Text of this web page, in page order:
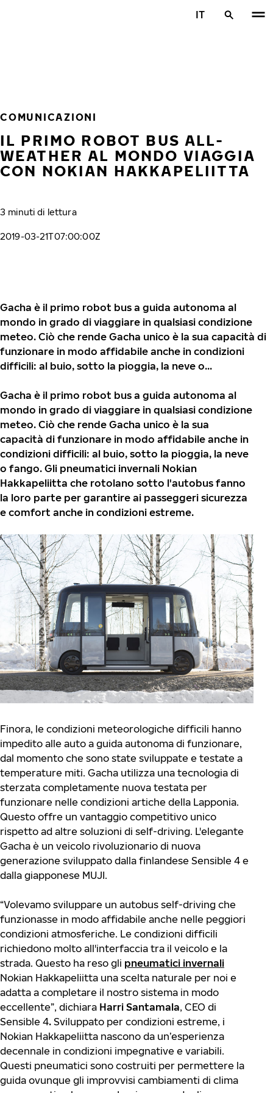
IT
COMUNICAZIONI
IL PRIMO ROBOT BUS ALL-
WEATHER AL MONDO VIAGGIA
CON NOKIAN HAKKAPELIITTA
3 minuti di lettura
2019-03-21T07:00:00Z
Gacha è il primo robot bus a guida autonoma al
mondo in grado di viaggiare in qualsiasi condizione
meteo. Ciò che rende Gacha unico è la sua capacità di
funzionare in modo affidabile anche in condizioni
difficili: al buio, sotto la pioggia, la neve o...
Gacha è il primo robot bus a guida autonoma al
mondo in grado di viaggiare in qualsiasi condizione
meteo. Ciò che rende Gacha unico è la sua
capacità di funzionare in modo affidabile anche in
condizioni difficili: al buio, sotto la pioggia, la neve
o fango. Gli pneumatici invernali Nokian
Hakkapeliitta che rotolano sotto l'autobus fanno
la loro parte per garantire ai passeggeri sicurezza
e comfort anche in condizioni estreme.
Finora, le condizioni meteorologiche difficili hanno
impedito alle auto a guida autonoma di funzionare,
dal momento che sono state sviluppate e testate a
temperature miti. Gacha utilizza una tecnologia di
sterzata completamente nuova testata per
funzionare nelle condizioni artiche della Lapponia.
Questo offre un vantaggio competitivo unico
rispetto ad altre soluzioni di self-driving. L'elegante
Gacha è un veicolo rivoluzionario di nuova
generazione sviluppato dalla finlandese Sensible 4 e
dalla giapponese MUJI.
“Volevamo sviluppare un autobus self-driving che
funzionasse in modo affidabile anche nelle peggiori
condizioni atmosferiche. Le condizioni difficili
richiedono molto all'interfaccia tra il veicolo e la
strada. Questo ha reso gli pneumatici invernali
Nokian Hakkapeliitta una scelta naturale per noi e
adatta a completare il nostro sistema in modo
eccellente”, dichiara Harri Santamala, CEO di
Sensible 4. Sviluppato per condizioni estreme, i
Nokian Hakkapeliitta nascono da un’esperienza
decennale in condizioni impegnative e variabili.
Questi pneumatici sono costruiti per permettere la
guida ovunque gli improvvisi cambiamenti di clima